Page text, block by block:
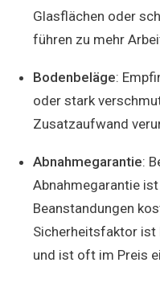
Glasflächen oder
führen zu mehr
Bodenbeläge:
oder stark
Zusatzaufwand
Abnahmegarantie:
Abnahmegarantie
Beanstandungen
Sicherheitsfaktor
und ist oft im Preis